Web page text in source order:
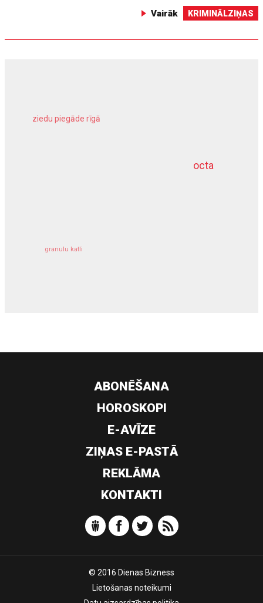
Vairāk KRIMINĀLZIŅAS
octa
ziedu piegāde rīgā
granulu katli
dziļurbums
ABONĒŠANA
HOROSKOPI
E-AVĪZE
ZIŅAS E-PASTĀ
REKLĀMA
KONTAKTI
© 2016 Dienas Bizness
Lietošanas noteikumi